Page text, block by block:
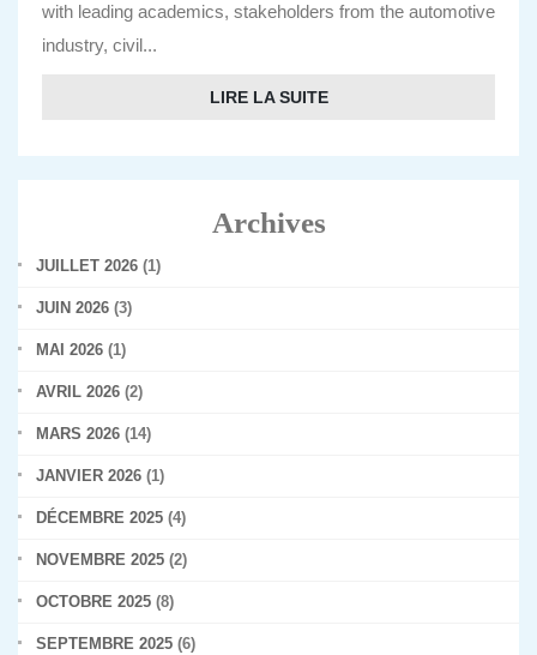
with leading academics, stakeholders from the automotive
industry, civil...
LIRE LA SUITE
Archives
JUILLET 2026 (1)
JUIN 2026 (3)
MAI 2026 (1)
AVRIL 2026 (2)
MARS 2026 (14)
JANVIER 2026 (1)
DÉCEMBRE 2025 (4)
NOVEMBRE 2025 (2)
OCTOBRE 2025 (8)
SEPTEMBRE 2025 (6)